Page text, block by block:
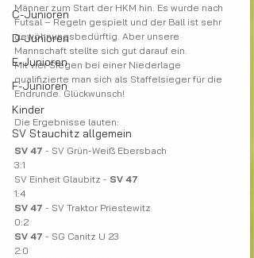
C-Junioren
D-Junioren
E-Junioren
F-Junioren
Kinder
SV Stauchitz allgemein
Männer zum Start der HKM hin. Es wurde nach
Futsal – Regeln gespielt und der Ball ist sehr
gewöhnungsbedürftig. Aber unsere
Mannschaft stellte sich gut darauf ein.
Mit vier Siegen bei einer Niederlage
qualifizierte man sich als Staffelsieger für die
Endrunde. Glückwunsch!
Die Ergebnisse lauten:
SV 47 - SV Grün-Weiß Ebersbach
3:1
SV Einheit Glaubitz - SV 47
1:4
SV 47 - SV Traktor Priestewitz
0:2
SV 47 - SG Canitz U 23
2:0